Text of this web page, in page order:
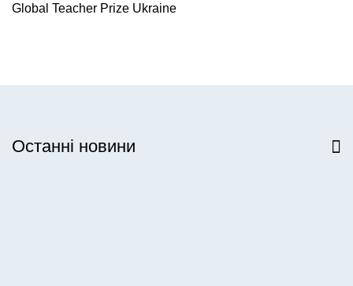
Global Teacher Prize Ukraine
Останні новини